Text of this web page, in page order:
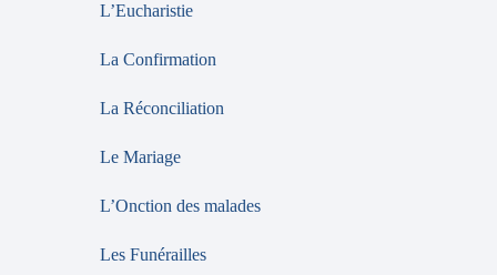
L’Eucharistie
La Confirmation
La Réconciliation
Le Mariage
L’Onction des malades
Les Funérailles